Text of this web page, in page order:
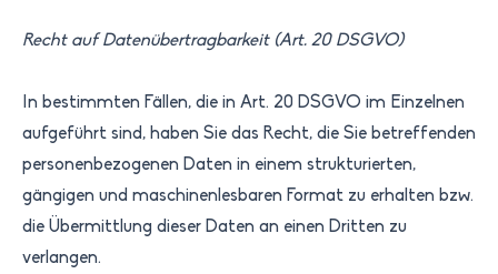
Recht auf Datenübertragbarkeit (Art. 20 DSGVO)
In bestimmten Fällen, die in Art. 20 DSGVO im Einzelnen
aufgeführt sind, haben Sie das Recht, die Sie betreffenden
personenbezogenen Daten in einem strukturierten,
gängigen und maschinenlesbaren Format zu erhalten bzw.
die Übermittlung dieser Daten an einen Dritten zu
verlangen.